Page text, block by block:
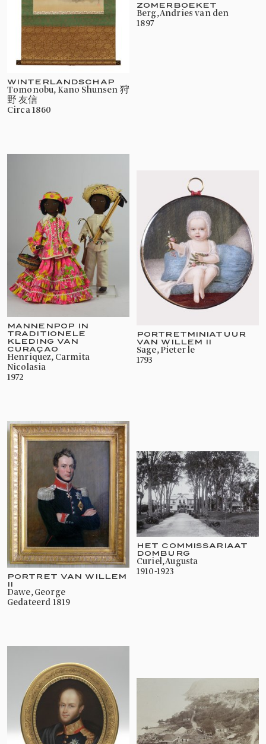
WINTERLANDSCHAP
Tomonobu, Kano Shunsen 狩
野 友信
circa 1860
ZOMERBOEKET
Berg, Andries van den
1897
MANNENPOP IN
TRADITIONELE
KLEDING VAN
CURAÇAO
Henriquez, Carmita
Nicolasia
1972
PORTRETMINIATUUR
VAN WILLEM II
Sage, Pieter le
1793
PORTRET VAN WILLEM
II
Dawe, George
gedateerd 1819
HET COMMISSARIAAT
DOMBURG
Curiel, Augusta
1910-1923